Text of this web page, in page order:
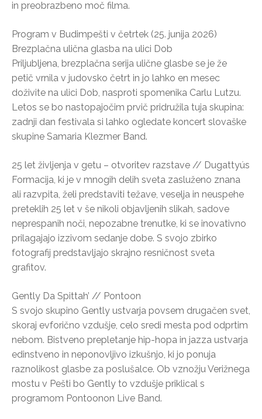
in preobrazbeno moč filma.
Program v Budimpešti v četrtek (25. junija 2026)
Brezplačna ulična glasba na ulici Dob
Priljubljena, brezplačna serija ulične glasbe se je že
petič vrnila v judovsko četrt in jo lahko en mesec
doživite na ulici Dob, nasproti spomenika Carlu Lutzu.
Letos se bo nastopajočim prvič pridružila tuja skupina:
zadnji dan festivala si lahko ogledate koncert slovaške
skupine Samaria Klezmer Band.
25 let življenja v getu – otvoritev razstave // Dugattyús
Formacija, ki je v mnogih delih sveta zasluženo znana
ali razvpita, želi predstaviti težave, veselja in neuspehe
preteklih 25 let v še nikoli objavljenih slikah, sadove
neprespanih noči, nepozabne trenutke, ki se inovativno
prilagajajo izzivom sedanje dobe. S svojo zbirko
fotografij predstavljajo skrajno resničnost sveta
grafitov.
Gently Da Spittah’ // Pontoon
S svojo skupino Gently ustvarja povsem drugačen svet,
skoraj evforično vzdušje, celo sredi mesta pod odprtim
nebom. Bistveno prepletanje hip-hopa in jazza ustvarja
edinstveno in neponovljivo izkušnjo, ki jo ponuja
raznolikost glasbe za poslušalce. Ob vznožju Verižnega
mostu v Pešti bo Gently to vzdušje priklical s
programom Pontoonon Live Band.